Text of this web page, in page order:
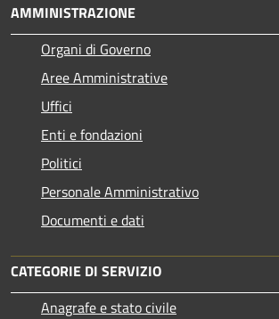
AMMINISTRAZIONE
Organi di Governo
Aree Amministrative
Uffici
Enti e fondazioni
Politici
Personale Amministrativo
Documenti e dati
CATEGORIE DI SERVIZIO
Anagrafe e stato civile